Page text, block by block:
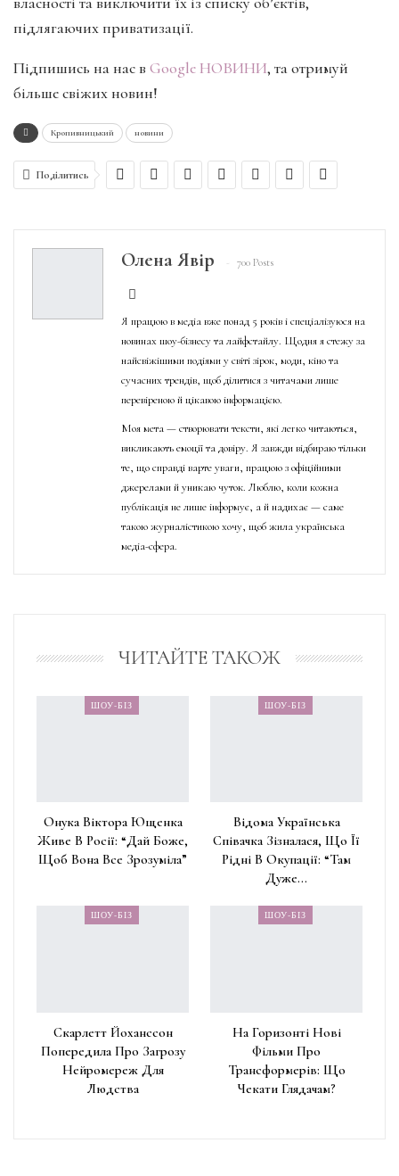
підлягаючих приватизації.
Підпишись на нас в Google НОВИНИ, та отримуй
більше свіжих новин!
Кропивницький новини
Поділитись
Олена Явір 700 Posts
Я працюю в медіа вже понад 5 років і спеціалізуюся на
новинах шоу-бізнесу та лайфстайлу. Щодня я стежу за
найсвіжішими подіями у світі зірок, моди, кіно та
сучасних трендів, щоб ділитися з читачами лише
перевіреною й цікавою інформацією.
Моя мета — створювати тексти, які легко читаються,
викликають емоції та довіру. Я завжди відбираю тільки
те, що справді варте уваги, працюю з офіційними
джерелами й уникаю чуток. Люблю, коли кожна
публікація не лише інформує, а й надихає — саме
такою журналістикою хочу, щоб жила українська
медіа-сфера.
ЧИТАЙТЕ ТАКОЖ
ШОУ-БІЗ
Онука Віктора Ющенка
Живе В Росії: “Дай Боже,
Щоб Вона Все Зрозуміла”
ШОУ-БІЗ
Відома Українська
Співачка Зізналася, Що Її
Рідні В Окупації: “Там
Дуже…
ШОУ-БІЗ
Скарлетт Йоханссон
Попередила Про Загрозу
Нейромереж Для
Людства
ШОУ-БІЗ
На Горизонті Нові
Фільми Про
Трансформерів: Що
Чекати Глядачам?